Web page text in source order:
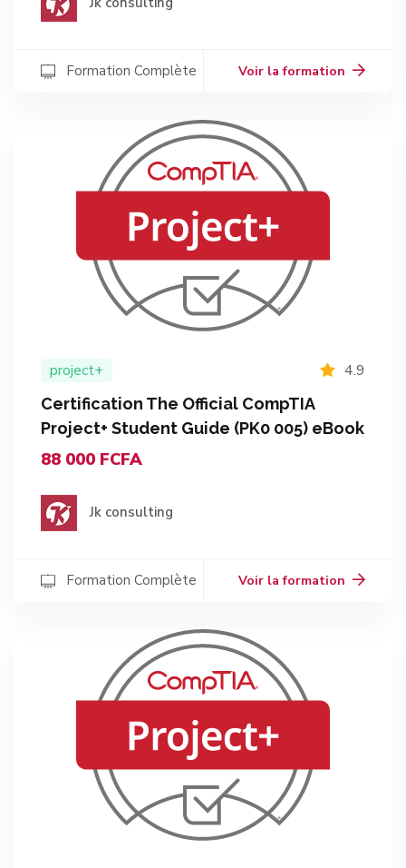
Formation Complète Voir la formation
project+ 4.9
Certification The Official CompTIA
Project+ Student Guide (PK0 005) eBook
88 000 FCFA
Jk consulting
Formation Complète Voir la formation